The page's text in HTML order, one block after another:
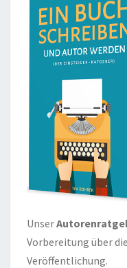
Unser
Vorbereitung über
Veröffentlichung.